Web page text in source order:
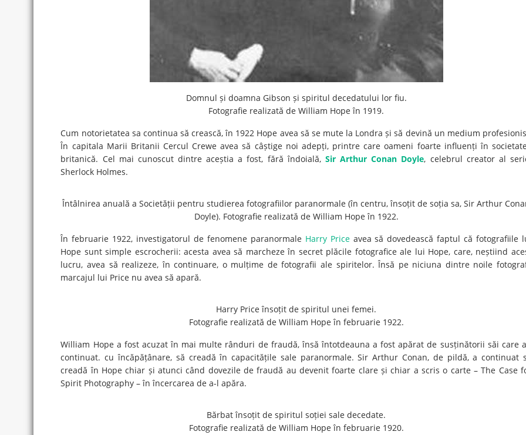
Domnul și doamna Gibson și spiritul decedatului lor fiu.
Fotografie realizată de William Hope în 1919.
Cum notorietatea sa continua să crească, în 1922 Hope avea să se mute la Londra și să devină un medium
În capitala Marii Britanii Cercul Crewe avea să câștige noi adepți, printre care oameni foarte influenți în
britanică. Cel mai cunoscut dintre aceștia a fost, fără îndoială, Sir Arthur Conan Doyle, celebrul creator al
Sherlock Holmes.
Întâlnirea anuală a Societății pentru studierea fotografiilor paranormale (în centru, însoțit de soția sa, Sir Arthur
Doyle). Fotografie realizată de William Hope în 1922.
În februarie 1922, investigatorul de fenomene paranormale Harry Priceavea să dovedească faptul că fotografiile
Hope sunt simple escrocherii: acesta avea să marcheze în secret plăcile fotografice ale lui Hope, care, neștiind
lucru, avea să realizeze, în continuare, o mulțime de fotografii ale spiritelor. Însă pe niciuna dintre noile
marcajul lui Price nu avea să apară.
Harry Price însoțit de spiritul unei femei.
Fotografie realizată de William Hope în februarie 1922.
William Hope a fost acuzat în mai multe rânduri de fraudă, însă întotdeauna a fost apărat de susținătorii săi care
continuat. cu încăpățânare, să creadă în capacitățile sale paranormale. Sir Arthur Conan, de pildă, a continuat
creadă în Hope chiar și atunci când dovezile de fraudă au devenit foarte clare și chiar a scris o carte – The Case
Spirit Photography – în încercarea de a-l apăra.
Bărbat însoțit de spiritul soției sale decedate.
Fotografie realizată de William Hope în februarie 1920.